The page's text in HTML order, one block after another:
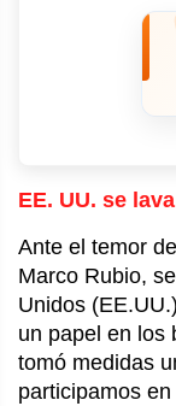
EE. UU. se
Ante el temor
Marco Rubio,
Unidos
un papel en los
tomó medidas
participamos